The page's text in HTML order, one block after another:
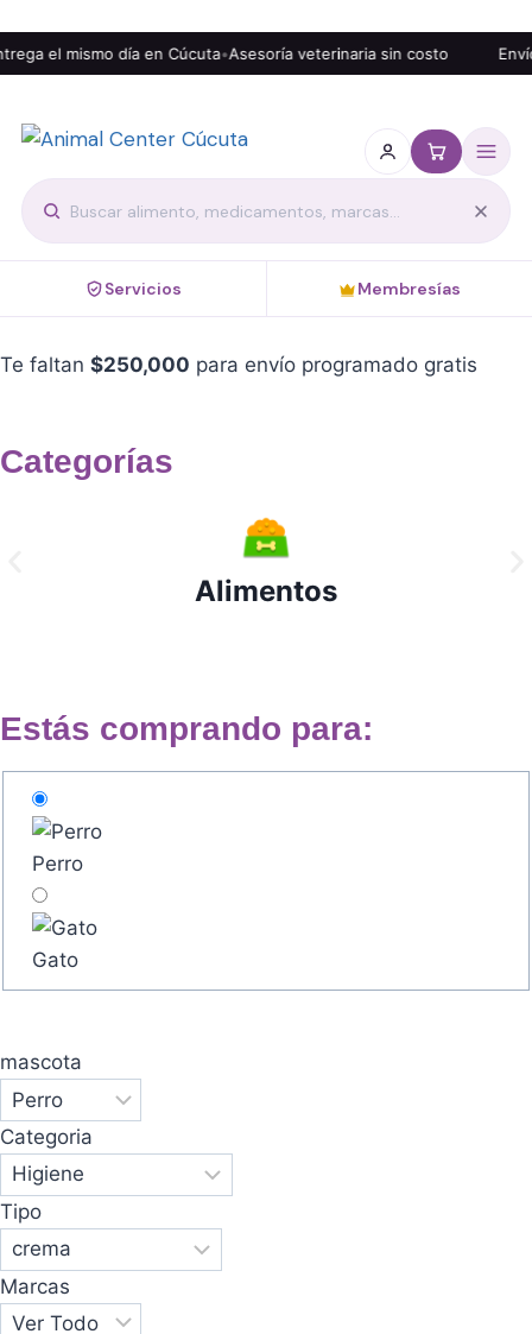
el mismo día en Cúcuta•Asesoría veterinaria sin costo
Servicios Membresías
Te faltan $250,000 para envío programado gratis
Categorías
Alimentos
Estás comprando para:
Perro
Gato
mascota
Categoria
Tipo
Marcas